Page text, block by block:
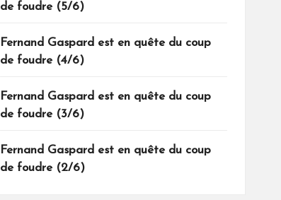
de foudre (5/6)
Fernand Gaspard est en quête du coup
de foudre (4/6)
Fernand Gaspard est en quête du coup
de foudre (3/6)
Fernand Gaspard est en quête du coup
de foudre (2/6)